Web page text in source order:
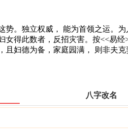
独立权威， 能为首领之运。为
女得此数者，反招灾害。按<<易
且妇德为备，家庭园满， 则非夫
八字改名